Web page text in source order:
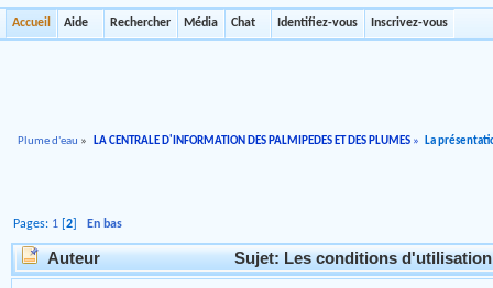
Accueil Aide Rechercher Média Chat Identifiez-vous Inscrivez-vous
Plume d'eau » LA CENTRALE D'INFORMATION DES PALMIPEDES ET DES PLUMES » La
Pages: 1 [2 ]En bas
Auteur Sujet: Les conditions